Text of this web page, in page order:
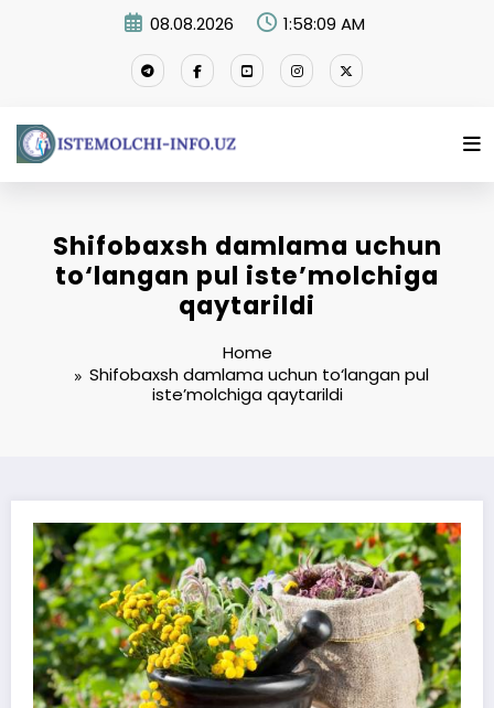
08.08.2026 1:58:10 AM
Shifobaxsh damlama uchun
to‘langan pul iste’molchiga
qaytarildi
Home
Shifobaxsh damlama uchun to‘langan pul
iste’molchiga qaytarildi